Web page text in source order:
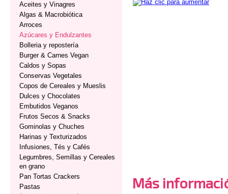
Aceites y Vinagres
Algas & Macrobiótica
Arroces
Azúcares y Endulzantes
Bolleria y repostería
Burger & Carnes Vegan
Caldos y Sopas
Conservas Vegetales
Copos de Cereales y Mueslis
Dulces y Chocolates
Embutidos Veganos
Frutos Secos & Snacks
Gominolas y Chuches
Harinas y Texturizados
Infusiones, Tés y Cafés
Legumbres, Semillas y Cereales
en grano
Pan Tortas Crackers
Pastas
Más